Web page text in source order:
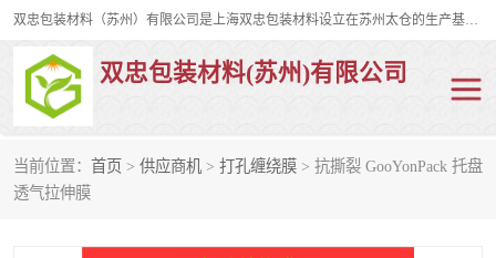
双忠包装材料（苏州）有限公司是上海双忠包装材料设立在苏州太仓的生产基地，占地约2万平米，产品主要有打孔缠绕膜，拉伸蜂窝纸，集装箱充气袋，滑托板，打包带，裹包网兜，防滑纸等箱体和托盘的运输和保护性包材。固永包材®，GooYon Pack®，是我们保护性包装材料的专属品牌。
双忠包装材料(苏州)有限公司
当前位置： 首页 > 供应商机 > 打孔缠绕膜 > 抗撕裂 GooYonPack 托盘
透气拉伸膜
打孔缠绕膜
裹包网兜 纤维打包带